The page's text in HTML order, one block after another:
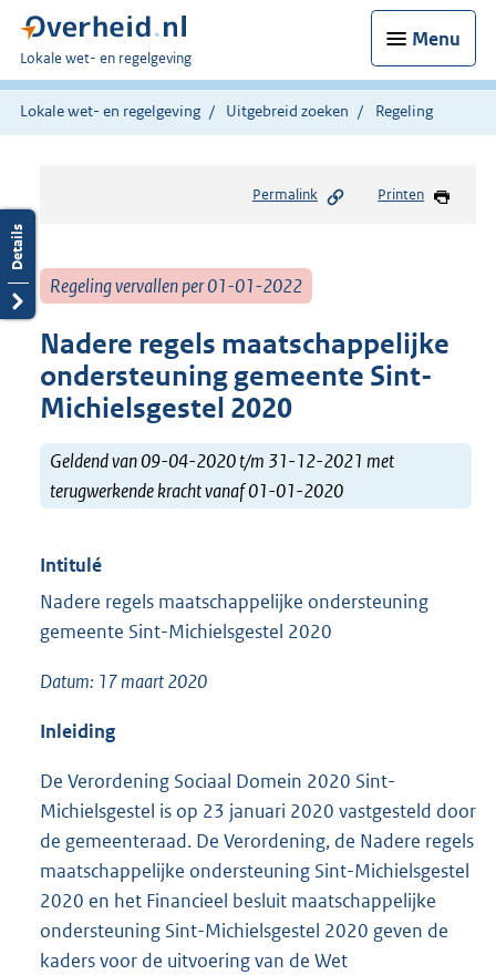
Menu
U
bent
hier:
Lokale wet- en regelgeving
Lokale wet- en regelgeving Uitgebreid zoeken Regeling
Permalink Printen
Regeling vervallen per 01-01-2022
Nadere regels maatschappelijke
ondersteuning gemeente Sint-
Michielsgestel 2020
Geldend van 09-04-2020 t/m 31-12-2021 met
terugwerkende kracht vanaf 01-01-2020
Intitulé
Nadere regels maatschappelijke ondersteuning
gemeente Sint-Michielsgestel 2020
Datum: 17 maart 2020
Inleiding
De Verordening Sociaal Domein 2020 Sint-
Michielsgestel is op 23 januari 2020 vastgesteld door
de gemeenteraad. De Verordening, de Nadere regels
maatschappelijke ondersteuning Sint-Michielsgestel
2020 en het Financieel besluit maatschappelijke
ondersteuning Sint-Michielsgestel 2020 geven de
kaders voor de uitvoering van de Wet